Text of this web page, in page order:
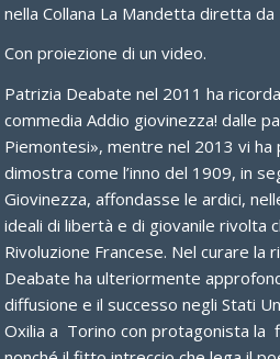
nella Collana La Mandetta diretta
Con proiezione di un video.
Patrizia Deabate nel 2011 ha
commedia Addio giovinezza! dalle
Piemontesi», mentre nel 2013 vi ha
dimostra come l’inno del 1909, in
Giovinezza, affondasse le ardici,
ideali di libertà e di giovanile rivolta
Rivoluzione Francese. Nel curare la
Deabate ha ulteriormente
diffusione e il successo negli Stati
Oxilia a Torino con protagonista la